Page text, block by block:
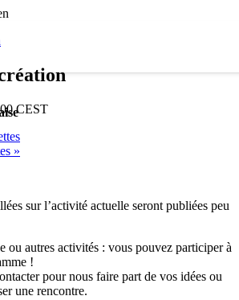
CEST
»
sur l’activité actuelle seront publiées peu
ou autres activités : vous pouvez participer à
!
pour nous faire part de vos idées ou
une rencontre.